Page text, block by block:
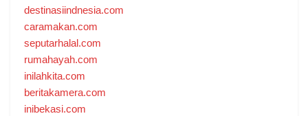
destinasiindnesia.com
caramakan.com
seputarhalal.com
rumahayah.com
inilahkita.com
beritakamera.com
inibekasi.com